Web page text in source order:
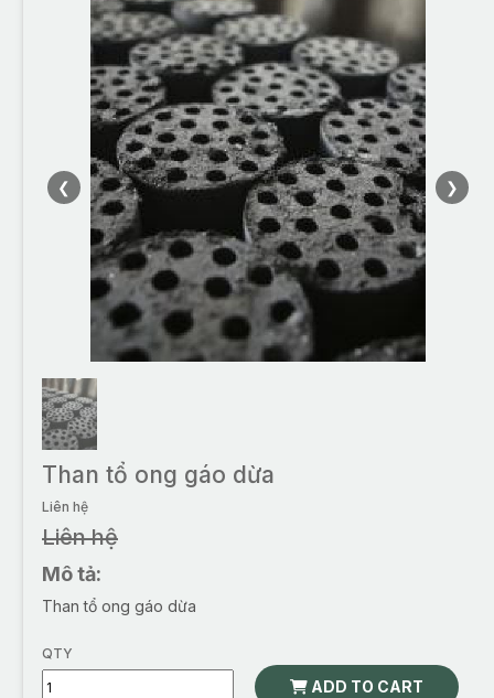
❮ ❯
Than tổ ong gáo dừa
Liên hệ
Liên hệ
Mô tả:
Than tổ ong gáo dừa
QTY
ADD TO CART